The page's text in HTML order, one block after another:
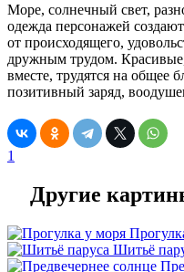
Море, солнечный свет,
одежда персонажей
от происходящего,
дружным трудом.
вместе, трудятся на общее
позитивный заряд,
1
Другие
Шитьё